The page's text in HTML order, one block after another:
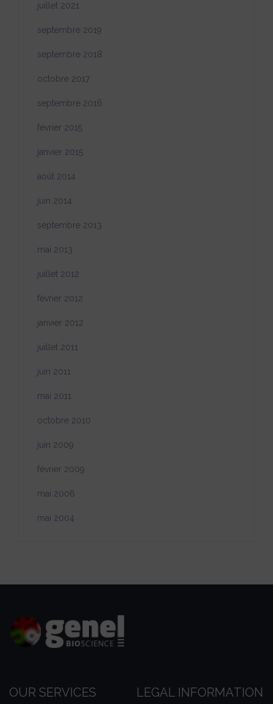
juillet 2021
septembre 2019
septembre 2018
octobre 2017
septembre 2016
février 2015
janvier 2015
août 2014
juin 2014
septembre 2013
mai 2013
juillet 2012
février 2012
janvier 2012
juillet 2011
juin 2011
mai 2011
octobre 2010
juin 2009
février 2009
mai 2006
mai 2004
OUR SERVICES LEGAL INFORMATION